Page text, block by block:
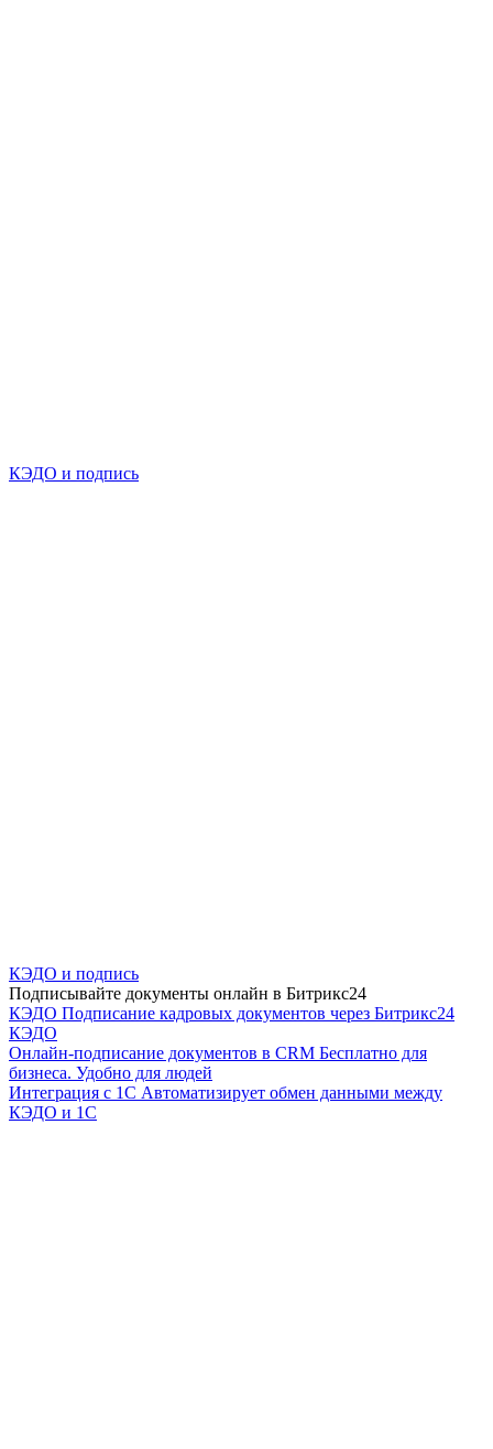
КЭДО и подпись
КЭДО и подпись
Подписывайте документы онлайн в Битрикс24
КЭДО Подписание кадровых документов через Битрикс24
КЭДО
Онлайн-подписание документов в CRM Бесплатно для
бизнеса. Удобно для людей
Интеграция с 1С Автоматизирует обмен данными между
КЭДО и 1С